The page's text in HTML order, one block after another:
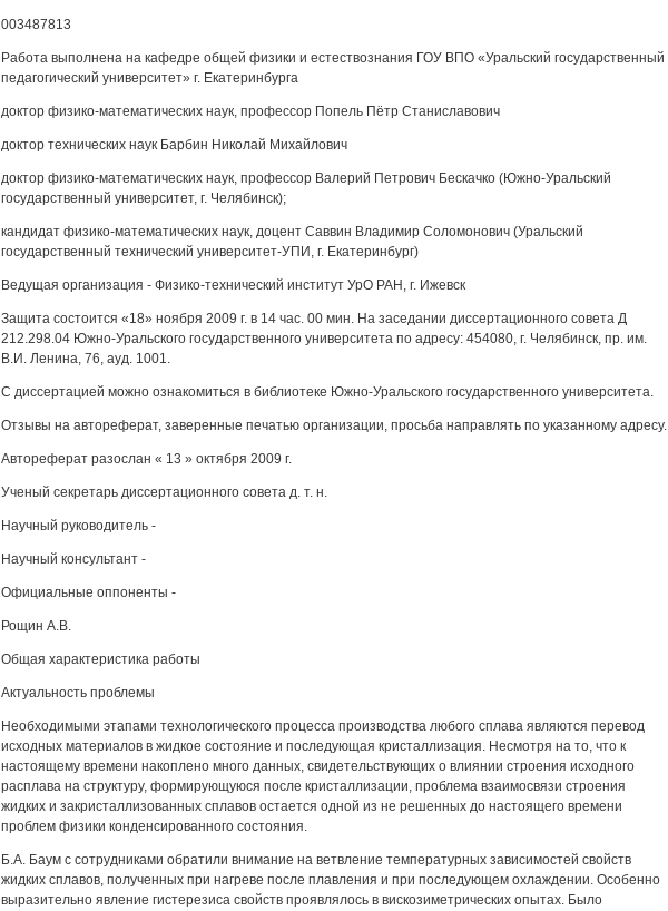
003487813
Работа выполнена на кафедре общей физики и естествознания ГОУ ВПО «Уральский государственный
педагогический университет» г. Екатеринбурга
доктор физико-математических наук, профессор Попель Пётр Станиславович
доктор технических наук Барбин Николай Михайлович
доктор физико-математических наук, профессор Валерий Петрович Бескачко (Южно-Уральский
государственный университет, г. Челябинск);
кандидат физико-математических наук, доцент Саввин Владимир Соломонович (Уральский
государственный технический университет-УПИ, г. Екатеринбург)
Ведущая организация - Физико-технический институт УрО РАН, г. Ижевск
Защита состоится «18» ноября 2009 г. в 14 час. 00 мин. На заседании диссертационного совета Д
212.298.04 Южно-Уральского государственного университета по адресу: 454080, г. Челябинск, пр. им.
В.И. Ленина, 76, ауд. 1001.
С диссертацией можно ознакомиться в библиотеке Южно-Уральского государственного университета.
Отзывы на автореферат, заверенные печатью организации, просьба направлять по указанному адресу.
Автореферат разослан « 13 » октября 2009 г.
Ученый секретарь диссертационного совета д. т. н.
Научный руководитель -
Научный консультант -
Официальные оппоненты -
Рощин А.В.
Общая характеристика работы
Актуальность проблемы
Необходимыми этапами технологического процесса производства любого сплава являются перевод
исходных материалов в жидкое состояние и последующая кристаллизация. Несмотря на то, что к
настоящему времени накоплено много данных, свидетельствующих о влиянии строения исходного
расплава на структуру, формирующуюся после кристаллизации, проблема взаимосвязи строения
жидких и закристаллизованных сплавов остается одной из не решенных до настоящего времени
проблем физики конденсированного состояния.
Б.А. Баум с сотрудниками обратили внимание на ветвление температурных зависимостей свойств
жидких сплавов, полученных при нагреве после плавления и при последующем охлаждении. Особенно
выразительно явление гистерезиса свойств проявлялось в вискозиметрических опытах. Было